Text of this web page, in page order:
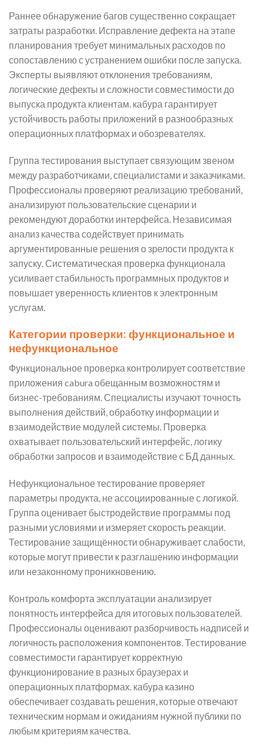
Раннее обнаружение багов существенно сокращает
затраты разработки. Исправление дефекта на этапе
планирования требует минимальных расходов по
сопоставлению с устранением ошибки после запуска.
Эксперты выявляют отклонения требованиям,
логические дефекты и сложности совместимости до
выпуска продукта клиентам. кабура гарантирует
устойчивость работы приложений в разнообразных
операционных платформах и обозревателях.
Группа тестирования выступает связующим звеном
между разработчиками, специалистами и заказчиками.
Профессионалы проверяют реализацию требований,
анализируют пользовательские сценарии и
рекомендуют доработки интерфейса. Независимая
анализ качества содействует принимать
аргументированные решения о зрелости продукта к
запуску. Систематическая проверка функционала
усиливает стабильность программных продуктов и
повышает уверенность клиентов к электронным
услугам.
Категории проверки: функциональное и
нефункциональное
Функциональное проверка контролирует соответствие
приложения cabura обещанным возможностям и
бизнес-требованиям. Специалисты изучают точность
выполнения действий, обработку информации и
взаимодействие модулей системы. Проверка
охватывает пользовательский интерфейс, логику
обработки запросов и взаимодействие с БД данных.
Нефункциональное тестирование проверяет
параметры продукта, не ассоциированные с логикой.
Группа оценивает быстродействие программы под
разными условиями и измеряет скорость реакции.
Тестирование защищённости обнаруживает слабости,
которые могут привести к разглашению информации
или незаконному проникновению.
Контроль комфорта эксплуатации анализирует
понятность интерфейса для итоговых пользователей.
Профессионалы оценивают разборчивость надписей и
логичность расположения компонентов. Тестирование
совместимости гарантирует корректную
функционирование в разных браузерах и
операционных платформах. кабура казино
обеспечивает создавать решения, которые отвечают
техническим нормам и ожиданиям нужной публики по
любым критериям качества.